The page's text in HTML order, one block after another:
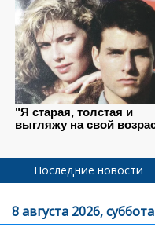
Последние новости
8 августа 2026, суббота